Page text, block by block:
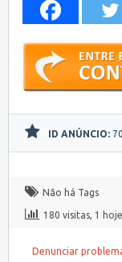
ID ANÚNCIO:
Não há Tags
180 visitas, 1 hoje
Denunciar